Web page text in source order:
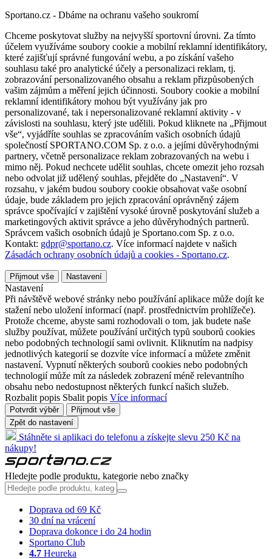
Sportano.cz - Dbáme na ochranu vašeho soukromí
Chceme poskytovat služby na nejvyšší sportovní úrovni. Za tímto
účelem využíváme soubory cookie a mobilní reklamní identifikátory,
které zajišťují správné fungování webu, a po získání vašeho
souhlasu také pro analytické účely a personalizaci reklam, tj.
zobrazování personalizovaného obsahu a reklam přizpůsobených
vašim zájmům a měření jejich účinnosti. Soubory cookie a mobilní
reklamní identifikátory mohou být využívány jak pro
personalizované, tak i nepersonalizované reklamní aktivity - v
závislosti na souhlasu, který jste udělili. Pokud kliknete na „Přijmout
vše“, vyjádříte souhlas se zpracováním vašich osobních údajů
společností SPORTANO.COM Sp. z o.o. a jejími důvěryhodnými
partnery, včetně personalizace reklam zobrazovaných na webu i
mimo něj. Pokud nechcete udělit souhlas, chcete omezit jeho rozsah
nebo odvolat již udělený souhlas, přejděte do „Nastavení“. V
rozsahu, v jakém budou soubory cookie obsahovat vaše osobní
údaje, bude základem pro jejich zpracování oprávněný zájem
správce spočívající v zajištění vysoké úrovně poskytování služeb a
marketingových aktivit správce a jeho důvěryhodných partnerů.
Správcem vašich osobních údajů je Sportano.com Sp. z o.o.
Kontakt: gdpr@sportano.cz. Více informací najdete v našich
Zásadách ochrany osobních údajů a cookies - Sportano.cz.
Přijmout vše Nastavení
Nastavení
Při návštěvě webové stránky nebo používání aplikace může dojít ke
stažení nebo uložení informací (např. prostřednictvím prohlížeče).
Protože chceme, abyste sami rozhodovali o tom, jak budete naše
služby používat, můžete používání určitých typů souborů cookies
nebo podobných technologií sami ovlivnit. Kliknutím na nadpisy
jednotlivých kategorií se dozvíte více informací a můžete změnit
nastavení. Vypnutí některých souborů cookies nebo podobných
technologií může mít za následek zobrazení méně relevantního
obsahu nebo nedostupnost některých funkcí našich služeb.
Rozbalit popis Sbalit popis Více informací
Potvrdit výběr
Přijmout vše
Zpět do nastavení
Stáhněte si aplikaci do telefonu a získejte slevu 250 Kč na
nákupy!
Hledejte podle produktu, kategorie nebo značky
Doprava od 69 Kč
30 dní na vrácení
Doprava dokonce i do 24 hodin
Sportano Club
4.7 Heureka